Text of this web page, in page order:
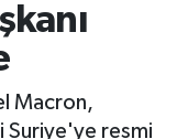
Macron,
Suriye'ye resmi